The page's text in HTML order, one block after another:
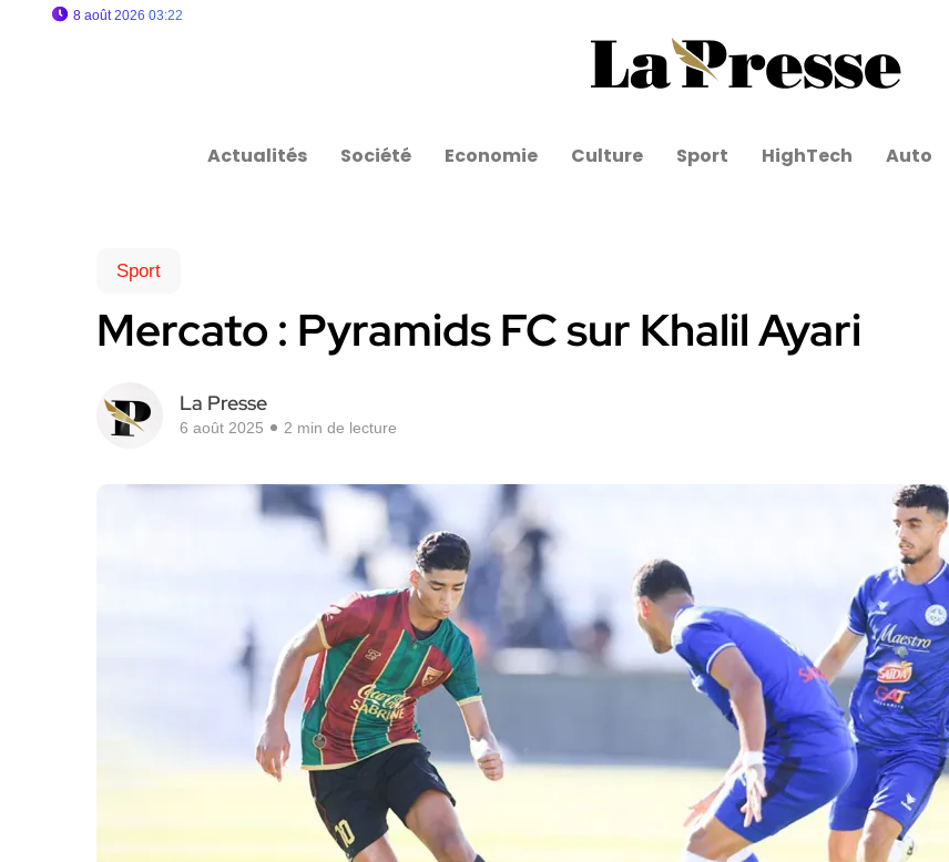
8 août 2026 03:22
Actualités Société Economie Culture Sport HighTech Auto
Sport
Mercato : Pyramids FC sur Khalil Ayari
La Presse
6 août 2025 2 min de lecture